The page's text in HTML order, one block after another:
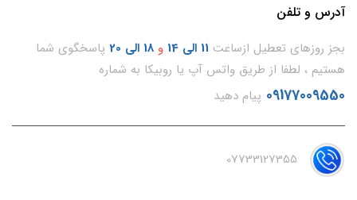
آدرس و تلفن
بجز روزهای تعطیل ازساعت 11 الی 14 و 18 الی 20
پاسخگوی شما
هستیم ، لطفا از طریق واتس آپ یا روبیکا به شماره
09177009550 پیام دهید
07733127355